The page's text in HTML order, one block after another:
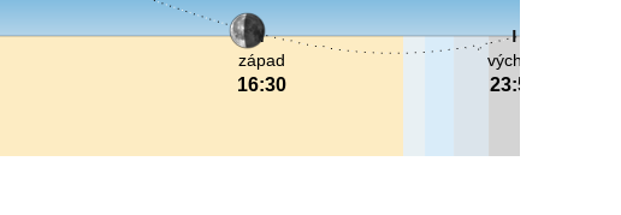
východ
23:50
západ
16:30